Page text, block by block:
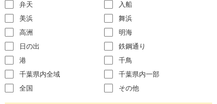
弁天
入船
美浜
舞浜
高洲
明海
日の出
鉄鋼通り
港
千鳥
千葉県内全域
千葉県内一部
全国
その他